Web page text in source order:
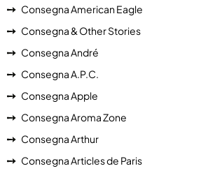
Consegna American Eagle
Consegna & Other Stories
Consegna André
Consegna A.P.C.
Consegna Apple
Consegna Aroma Zone
Consegna Arthur
Consegna Articles de Paris